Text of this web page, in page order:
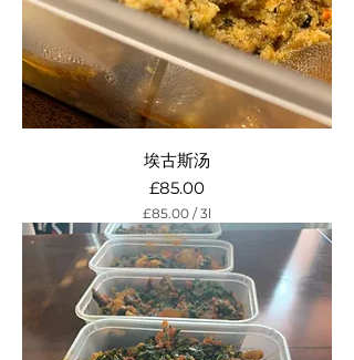
埃古斯汤
Price
£85.00
£85.00 /3l
£
8
5
.
0
0
p
e